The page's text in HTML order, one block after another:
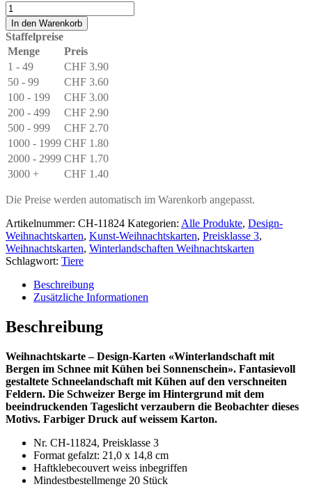
Weihnachtskarte
«Winterlandschaft
mit
Bergen
im
Schnee
und
Kühen»
Menge
In den Warenkorb
Staffelpreise
Menge
Preis
1 - 49
CHF 3.90
50 - 99
CHF 3.60
100 - 199
CHF 3.00
200 - 499
CHF 2.90
500 - 999
CHF 2.70
1000 - 1999 CHF 1.80
2000 - 2999 CHF 1.70
3000 +
CHF 1.40
Die Preise werden automatisch im Warenkorb angepasst.
Artikelnummer: CH-11824 Kategorien: Alle Produkte, Design-
Weihnachtskarten, Kunst-Weihnachtskarten, Preisklasse 3,
Weihnachtskarten, Winterlandschaften Weihnachtskarten
Schlagwort: Tiere
Beschreibung
Zusätzliche Informationen
Beschreibung
Weihnachtskarte – Design-Karten «Winterlandschaft mit
Bergen im Schnee mit Kühen bei Sonnenschein». Fantasievoll
gestaltete Schneelandschaft mit Kühen auf den verschneiten
Feldern. Die Schweizer Berge im Hintergrund mit dem
beeindruckenden Tageslicht verzaubern die Beobachter dieses
Motivs. Farbiger Druck auf weissem Karton.
Nr. CH-11824, Preisklasse 3
Format gefalzt: 21,0 x 14,8 cm
Haftklebecouvert weiss inbegriffen
Mindestbestellmenge 20 Stück